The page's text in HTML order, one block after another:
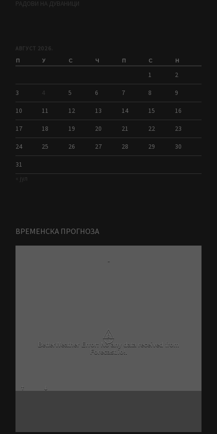
РАДОВИ НА ДУВАНИЦИ
АВГУСТ 2026.
П У С Ч П С Н
1 2
3 4 5 6 7 8 9
10 11 12 13 14 15 16
17 18 19 20 21 22 23
24 25 26 27 28 29 30
31
« јул
ВРЕМЕНСКА ПРОГНОЗА
-
⚠
Critical problem in Better Weather Ajax calls